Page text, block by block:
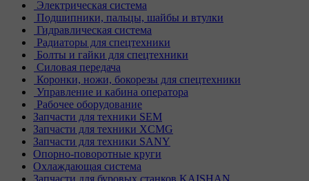
Электрическая система
Подшипники, пальцы, шайбы и втулки
Гидравлическая система
Радиаторы для спецтехники
Болты и гайки для спецтехники
Силовая передача
Коронки, ножи, бокорезы для спецтехники
Управление и кабина оператора
Рабочее оборудование
Запчасти для техники SEM
Запчасти для техники XCMG
Запчасти для техники SANY
Опорно-поворотные круги
Охлаждающая система